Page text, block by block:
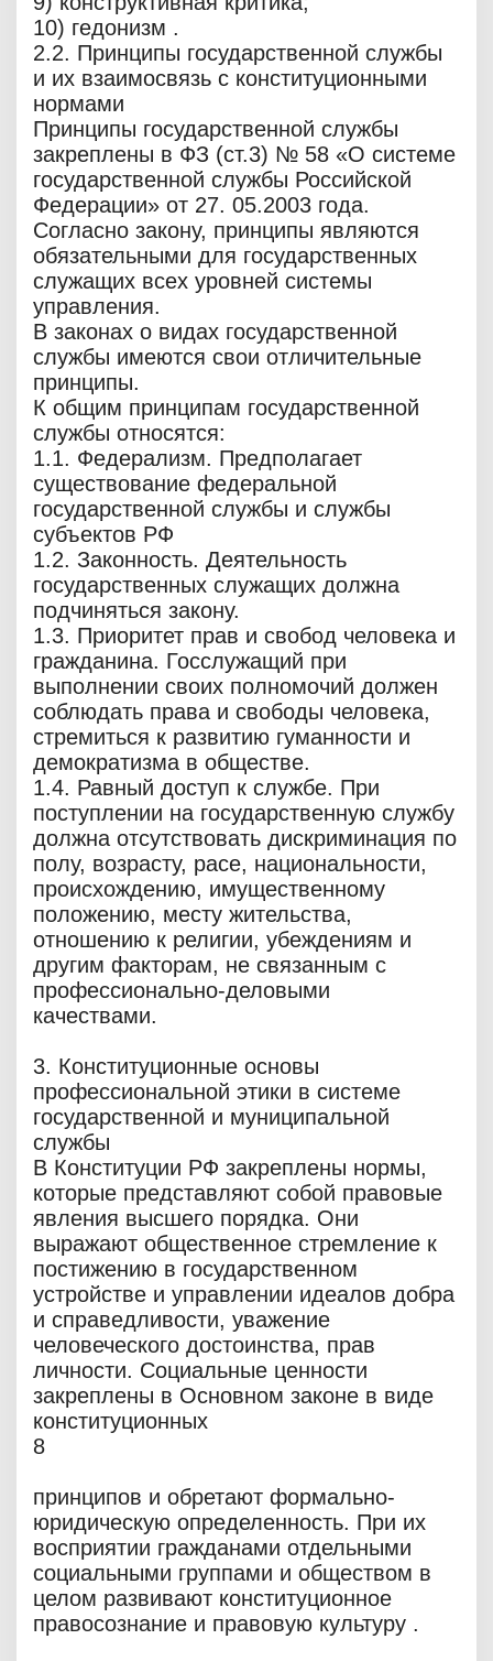
10) гедонизм .
2.2. Принципы государственной службы
и их взаимосвязь с конституционными
нормами
Принципы государственной службы
закреплены в ФЗ (ст.3) № 58 «О системе
государственной службы Российской
Федерации» от 27. 05.2003 года.
Согласно закону, принципы являются
обязательными для государственных
служащих всех уровней системы
управления.
В законах о видах государственной
службы имеются свои отличительные
принципы.
К общим принципам государственной
службы относятся:
1.1. Федерализм. Предполагает
существование федеральной
государственной службы и службы
субъектов РФ
1.2. Законность. Деятельность
государственных служащих должна
подчиняться закону.
1.3. Приоритет прав и свобод человека и
гражданина. Госслужащий при
выполнении своих полномочий должен
соблюдать права и свободы человека,
стремиться к развитию гуманности и
демократизма в обществе.
1.4. Равный доступ к службе. При
поступлении на государственную службу
должна отсутствовать дискриминация по
полу, возрасту, расе, национальности,
происхождению, имущественному
положению, месту жительства,
отношению к религии, убеждениям и
другим факторам, не связанным с
профессионально-деловыми
качествами.
3. Конституционные основы
профессиональной этики в системе
государственной и муниципальной
службы
В Конституции РФ закреплены нормы,
которые представляют собой правовые
явления высшего порядка. Они
выражают общественное стремление к
постижению в государственном
устройстве и управлении идеалов добра
и справедливости, уважение
человеческого достоинства, прав
личности. Социальные ценности
закреплены в Основном законе в виде
конституционных
8
принципов и обретают формально-
юридическую определенность. При их
восприятии гражданами отдельными
социальными группами и обществом в
целом развивают конституционное
правосознание и правовую культуру .